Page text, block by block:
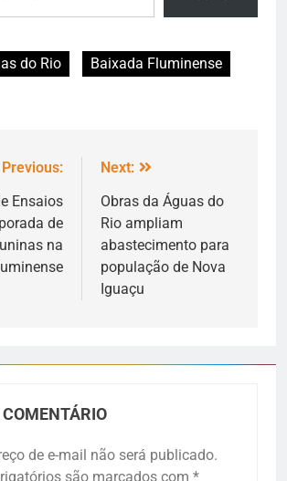
do Rio
Baixada Fluminense
Previous:
Ensaios
de
na
Next:
Obras da Águas do
Rio ampliam
abastecimento para
população de Nova
Iguaçu
COMENTÁRIO
de e-mail não será publicado.
são marcados com *